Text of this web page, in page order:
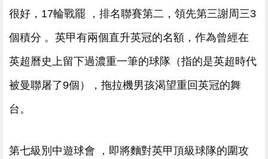
很好，17輪戰罷 ，排名聯賽第二 ，領先第三謝周三3
個積分 。英甲有兩個直升英冠的名額，作為曾經在
英超曆史上留下過濃重一筆的球隊（指的是英超時代
被曼聯屠了9個），拖拉機男孩渴望重回英冠的舞
台 。
第七級別中遊球會 ，即將麵對英甲頂級球隊的圍攻